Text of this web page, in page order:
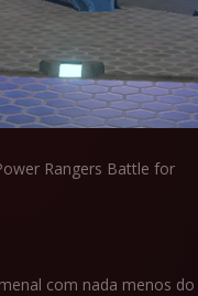
Rangers Battle for
com nada menos do